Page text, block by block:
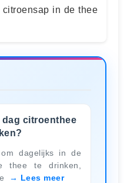
in de thee
dag citroenthee
dagelijks in de
thee te drinken,
Lees meer